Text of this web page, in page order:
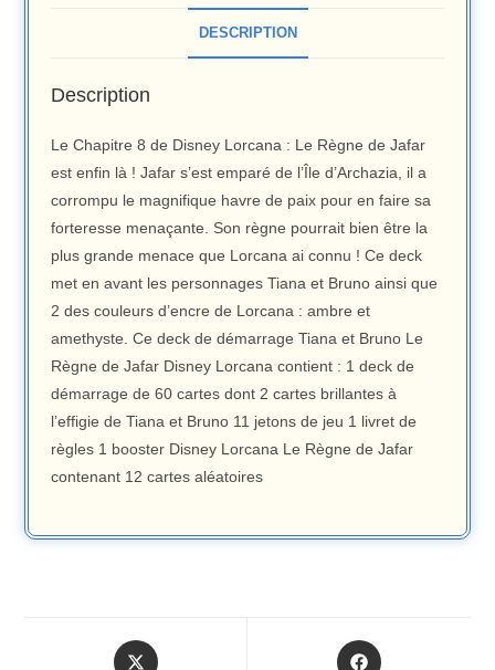
DESCRIPTION
Description
Le Chapitre 8 de Disney Lorcana : Le Règne de Jafar
est enfin là ! Jafar s’est emparé de l’Île d’Archazia, il a
corrompu le magnifique havre de paix pour en faire sa
forteresse menaçante. Son règne pourrait bien être la
plus grande menace que Lorcana ai connu ! Ce deck
met en avant les personnages Tiana et Bruno ainsi que
2 des couleurs d’encre de Lorcana : ambre et
amethyste. Ce deck de démarrage Tiana et Bruno Le
Règne de Jafar Disney Lorcana contient : 1 deck de
démarrage de 60 cartes dont 2 cartes brillantes à
l’effigie de Tiana et Bruno 11 jetons de jeu 1 livret de
règles 1 booster Disney Lorcana Le Règne de Jafar
contenant 12 cartes aléatoires